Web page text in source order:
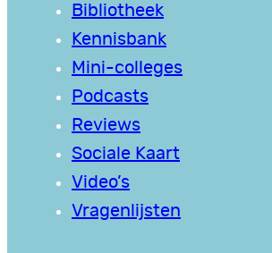
Bibliotheek
Kennisbank
Mini-colleges
Podcasts
Reviews
Sociale Kaart
Video’s
Vragenlijsten